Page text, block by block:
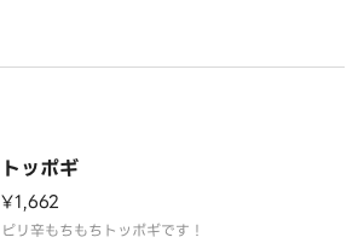
トッポギ
¥1,662
ピリ辛もちもちトッポギです！